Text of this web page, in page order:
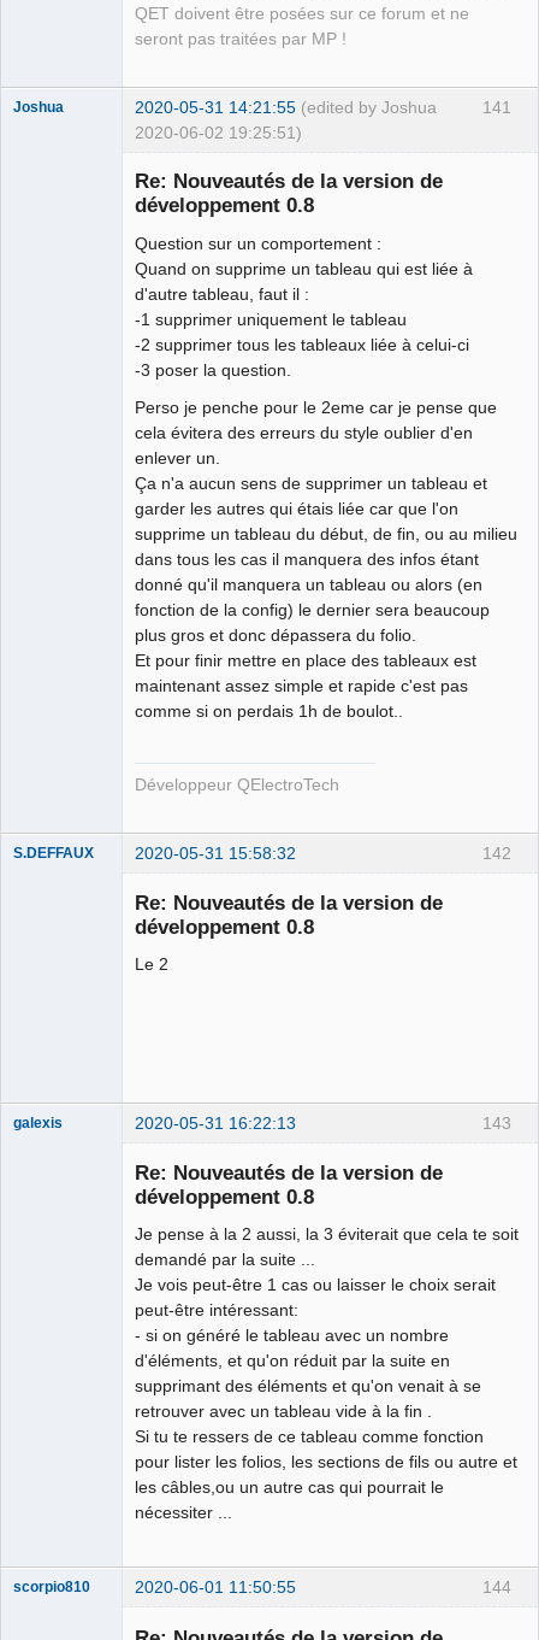
QET doivent être posées sur ce forum et ne
seront pas traitées par MP !
141
Joshua 2020-05-31 14:21:55 (edited by Joshua
2020-06-02 19:25:51)
Re: Nouveautés de la version de
développement 0.8
Question sur un comportement :
Quand on supprime un tableau qui est liée à
d'autre tableau, faut il :
-1 supprimer uniquement le tableau
-2 supprimer tous les tableaux liée à celui-ci
-3 poser la question.
Perso je penche pour le 2eme car je pense que
cela évitera des erreurs du style oublier d'en
enlever un.
Ça n'a aucun sens de supprimer un tableau et
garder les autres qui étais liée car que l'on
supprime un tableau du début, de fin, ou au milieu
dans tous les cas il manquera des infos étant
donné qu'il manquera un tableau ou alors (en
fonction de la config) le dernier sera beaucoup
plus gros et donc dépassera du folio.
Et pour finir mettre en place des tableaux est
maintenant assez simple et rapide c'est pas
comme si on perdais 1h de boulot..
Développeur QElectroTech
142
S.DEFFAUX 2020-05-31 15:58:32
Re: Nouveautés de la version de
développement 0.8
Le 2
143
galexis 2020-05-31 16:22:13
Re: Nouveautés de la version de
développement 0.8
Je pense à la 2 aussi, la 3 éviterait que cela te soit
demandé par la suite ...
Je vois peut-être 1 cas ou laisser le choix serait
peut-être intéressant:
- si on généré le tableau avec un nombre
d'éléments, et qu'on réduit par la suite en
supprimant des éléments et qu'on venait à se
retrouver avec un tableau vide à la fin .
Si tu te ressers de ce tableau comme fonction
pour lister les folios, les sections de fils ou autre et
les câbles,ou un autre cas qui pourrait le
nécessiter ...
144
scorpio810 2020-06-01 11:50:55